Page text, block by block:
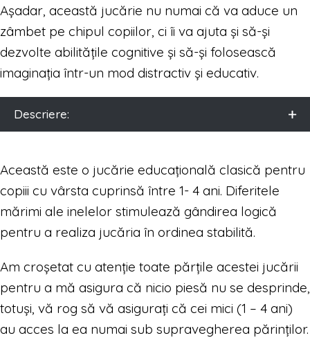
Așadar, această jucărie nu numai că va aduce un
zâmbet pe chipul copiilor, ci îi va ajuta și să-și
dezvolte abilitățile cognitive și să-și folosească
imaginația într-un mod distractiv și educativ.
Descriere:
Această este o jucărie educațională clasică pentru
copiii cu vârsta cuprinsă între 1- 4 ani. Diferitele
mărimi ale inelelor stimulează gândirea logică
pentru a realiza jucăria în ordinea stabilită.
Am croșetat cu atenție toate părțile acestei jucării
pentru a mă asigura că nicio piesă nu se desprinde,
totuși, vă rog să vă asigurați că cei mici (1 – 4 ani)
au acces la ea numai sub supravegherea părinților.